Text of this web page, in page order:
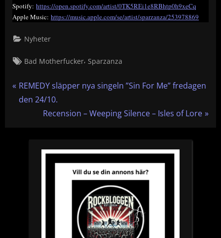
Spotify: https://open.spotify.com/artist/0TK5REi1e8RBhtp0h9xeCq
Apple Music: https://music.apple.com/se/artist/sparzanza/253978869
Nyheter
Tags:
Bad Motherfucker, Sparzanza
P
r
REMEDY släpper nya singeln ”Sin For Me” fredagen
den 24/10.
N
t
Recension – Weeping Silence – Isles of Lore